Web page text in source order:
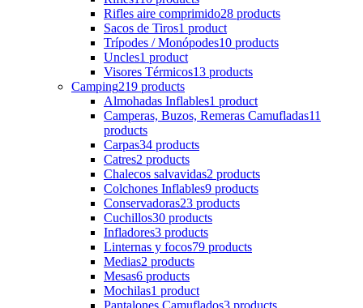
Rifles aire comprimido28 products
Sacos de Tiros1 product
Trípodes / Monópodes10 products
Uncles1 product
Visores Térmicos13 products
Camping219 products
Almohadas Inflables1 product
Camperas, Buzos, Remeras Camufladas11
products
Carpas34 products
Catres2 products
Chalecos salvavidas2 products
Colchones Inflables9 products
Conservadoras23 products
Cuchillos30 products
Infladores3 products
Linternas y focos79 products
Medias2 products
Mesas6 products
Mochilas1 product
Pantalones Camuflados3 products